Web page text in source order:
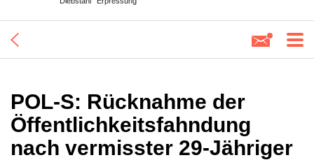
POL-S: Rücknahme der
Öffentlichkeitsfahndung
nach vermisster 29-Jähriger